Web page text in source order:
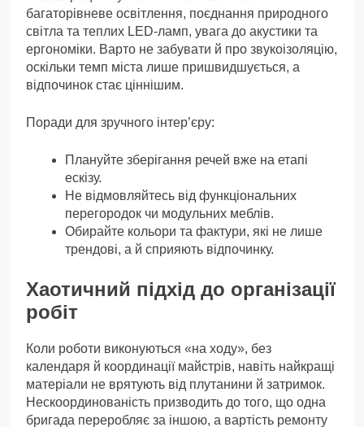
багаторівневе освітлення, поєднання природного
світла та теплих LED-ламп, увага до акустики та
ергономіки. Варто не забувати й про звукоізоляцію,
оскільки темп міста лише пришвидшується, а
відпочинок стає ціннішим.
Поради для зручного інтер’єру:
Плануйте зберігання речей вже на етапі
ескізу.
Не відмовляйтесь від функціональних
перегородок чи модульних меблів.
Обирайте кольори та фактури, які не лише
трендові, а й сприяють відпочинку.
Хаотичний підхід до організації
робіт
Коли роботи виконуються «на ходу», без
календаря й координації майстрів, навіть найкращі
матеріали не врятують від плутанини й затримок.
Нескоординованість призводить до того, що одна
бригада переробляє за іншою, а вартість ремонту